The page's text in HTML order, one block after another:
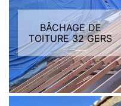
BÂCHAGE DE
TOITURE 32 GERS